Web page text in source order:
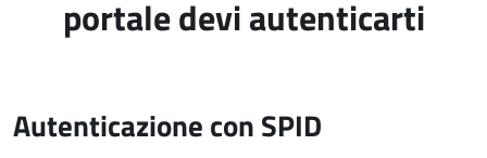
portale devi autenticarti
Autenticazione con SPID